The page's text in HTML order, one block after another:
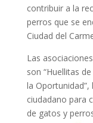
contribuir a la
perros que se
Ciudad del
Las
son “Huellitas
la
ciudadano para
de gatos y